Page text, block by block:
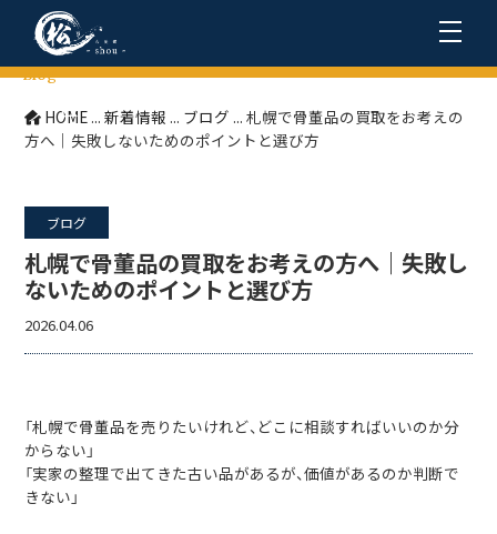
Blog
ブログ
HOME ...新着情報 ... ブログ ...札幌で骨董品の買取をお考えの
方へ｜失敗しないためのポイントと選び方
ブログ
札幌で骨董品の買取をお考えの方へ｜失敗し
ないためのポイントと選び方
2026.04.06
「札幌で骨董品を売りたいけれど、どこに相談すればいいのか分
からない」
「実家の整理で出てきた古い品があるが、価値があるのか判断で
きない」